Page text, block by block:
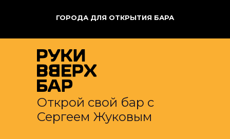
ГОРОДА ДЛЯ ОТКРЫТИЯ БАРА
Открой свой бар с
Сергеем Жуковым